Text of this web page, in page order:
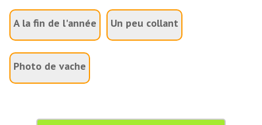
A la fin de l'année Un peu collant
Photo de vache